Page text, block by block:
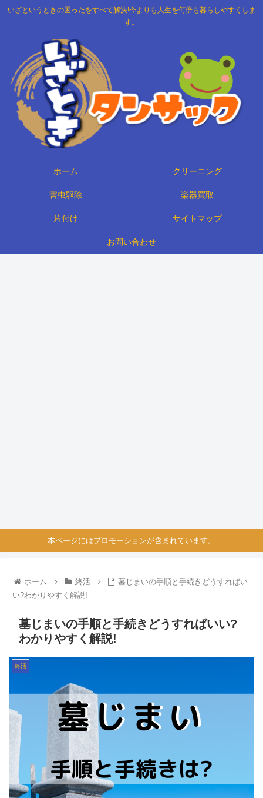
いざというときの困ったをすべて解決!今よりも人生を何倍も暮らしやすくしま
す。
ホーム クリーニング
害虫駆除 楽器買取
片付け サイトマップ
お問い合わせ
本ページにはプロモーションが含まれています。
ホーム 終活
墓じまいの手順と手続きどうすればい
い?わかりやすく解説!
墓じまいの手順と手続きどうすればいい?
わかりやすく解説!
終活